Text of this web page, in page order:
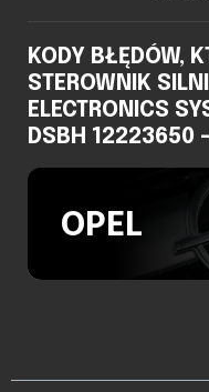
KODY BŁĘDÓW,
STEROWNIK
ELECTRONICS
DSBH 12223650
OPEL